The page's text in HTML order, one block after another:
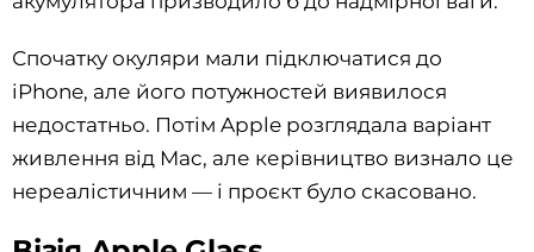
Спочатку окуляри мали підключатися до
iPhone, але його потужностей виявилося
недостатньо. Потім Apple розглядала варіант
живлення від Mac, але керівництво визнало це
нереалістичним — і проєкт було скасовано.